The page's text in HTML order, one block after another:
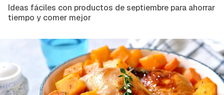
Ideas fáciles con productos de septiembre para ahorrar
tiempo y comer mejor